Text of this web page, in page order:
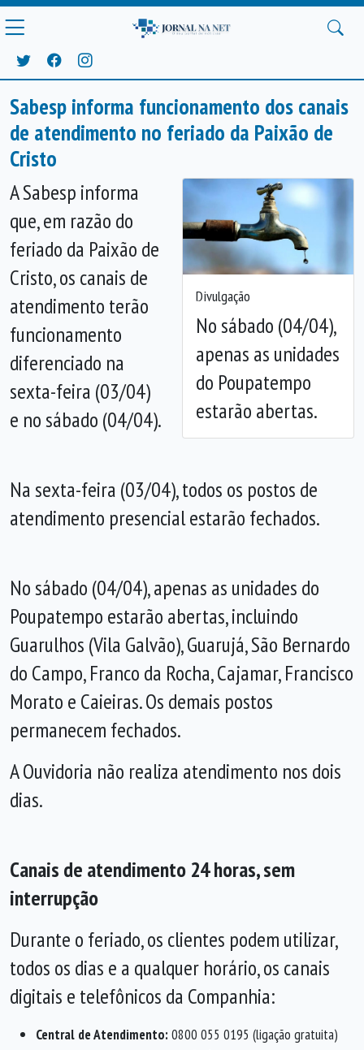
Sabesp informa funcionamento dos canais
de atendimento no feriado da Paixão de
Cristo
Divulgação
No sábado (04/04),
apenas as unidades
do Poupatempo
estarão abertas.
Anterior
A Sabesp informa
que, em razão do
feriado da Paixão de
Cristo, os canais de
atendimento terão
funcionamento
diferenciado na
sexta-feira (03/04)
e no sábado (04/04).
Na sexta-feira (03/04), todos os postos de
atendimento presencial estarão fechados.
No sábado (04/04), apenas as unidades do
Poupatempo estarão abertas, incluindo
Guarulhos (Vila Galvão), Guarujá, São Bernardo
do Campo, Franco da Rocha, Cajamar, Francisco
Morato e Caieiras. Os demais postos
permanecem fechados.
A Ouvidoria não realiza atendimento nos dois
dias.
Canais de atendimento 24 horas, sem
interrupção
Durante o feriado, os clientes podem utilizar,
todos os dias e a qualquer horário, os canais
digitais e telefônicos da Companhia:
Central de Atendimento: 0800 055 0195 (ligação gratuita)